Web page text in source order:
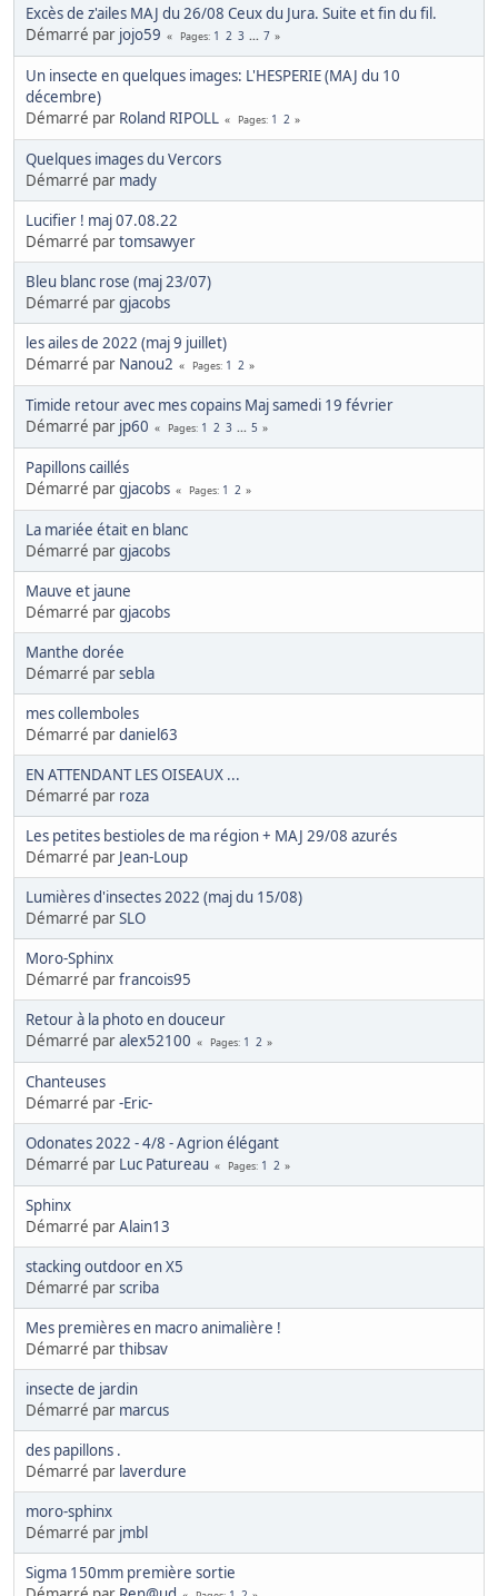
Excès de z'ailes MAJ du 26/08 Ceux du Jura. Suite et fin du fil.
Démarré par jojo59 Pages 1 2 3 ... 7
Un insecte en quelques images: L'HESPERIE (MAJ du 10
décembre)
Démarré par Roland RIPOLL Pages 1 2
Quelques images du Vercors
Démarré par mady
Lucifier ! maj 07.08.22
Démarré partomsawyer
Bleu blanc rose (maj 23/07)
Démarré pargjacobs
les ailes de 2022 (maj 9 juillet)
Démarré par Nanou2 Pages 1 2
Timide retour avec mes copains Maj samedi 19 février
Démarré par jp60 Pages 1 2 3 ... 5
Papillons caillés
Démarré pargjacobs Pages 1 2
La mariée était en blanc
Démarré pargjacobs
Mauve et jaune
Démarré pargjacobs
Manthe dorée
Démarré parsebla
mes collemboles
Démarré pardaniel63
EN ATTENDANT LES OISEAUX ...
Démarré par roza
Les petites bestioles de ma région + MAJ 29/08 azurés
Démarré par Jean-Loup
Lumières d'insectes 2022 (maj du 15/08)
Démarré parSLO
Moro-Sphinx
Démarré parfrancois95
Retour à la photo en douceur
Démarré paralex52100 Pages 1 2
Chanteuses
Démarré par-Eric-
Odonates 2022 - 4/8 - Agrion élégant
Démarré par Luc Patureau Pages 1 2
Sphinx
Démarré parAlain13
stacking outdoor en X5
Démarré parscriba
Mes premières en macro animalière !
Démarré parthibsav
insecte de jardin
Démarré par marcus
des papillons .
Démarré par laverdure
moro-sphinx
Démarré par jmbl
Sigma 150mm première sortie